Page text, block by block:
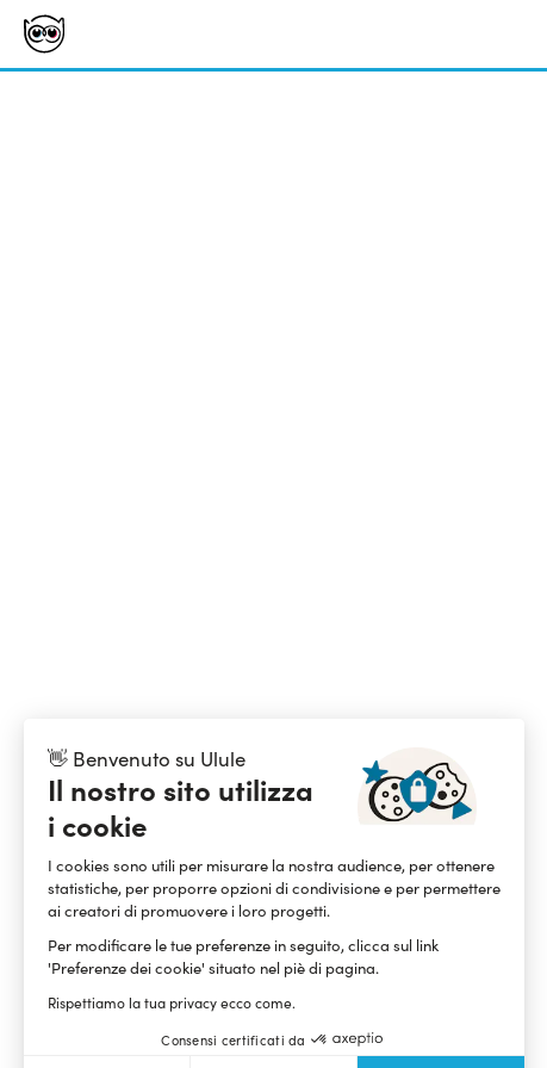
👋 Benvenuto su Ulule
Il nostro sito utilizza
i cookie
I cookies sono utili per misurare la nostra audience, per ottenere
statistiche, per proporre opzioni di condivisione e per permettere
ai creatori di promuovere i loro progetti.
Per modificare le tue preferenze in seguito, clicca sul link
'Preferenze dei cookie' situato nel piè di pagina.
Rispettiamo la tua privacy ecco come.
Consensi certificati da